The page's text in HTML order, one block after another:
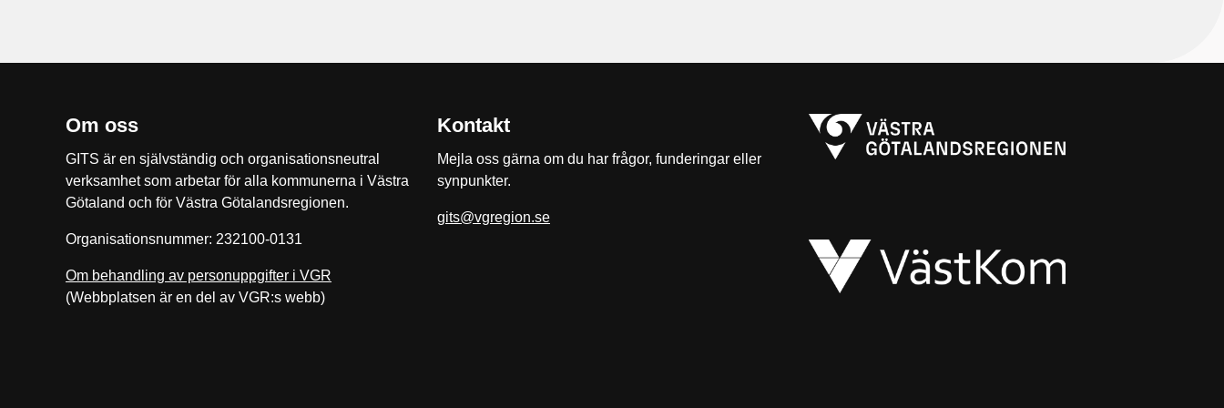
Om oss
GITS är en självständig och organisationsneutral
verksamhet som arbetar för alla kommunerna i Västra
Götaland och för Västra Götalandsregionen.
Organisationsnummer: 232100-0131
Om behandling av personuppgifter i VGR
(Webbplatsen är en del av VGR:s webb)
Kontakt
Mejla oss gärna om du har frågor, funderingar eller
synpunkter.
gits@vgregion.se